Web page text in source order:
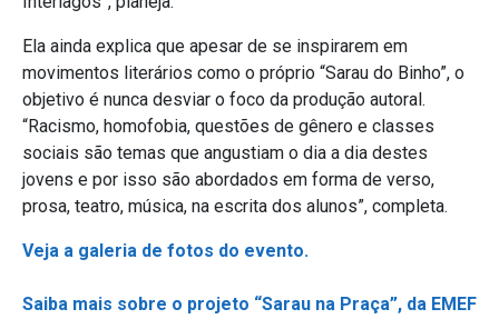
Ela ainda explica que apesar de se inspirarem em
movimentos literários como o próprio “Sarau do Binho”, o
objetivo é nunca desviar o foco da produção autoral.
“Racismo, homofobia, questões de gênero e classes
sociais são temas que angustiam o dia a dia destes
jovens e por isso são abordados em forma de verso,
prosa, teatro, música, na escrita dos alunos”, completa.
Veja a galeria de fotos do evento.
Saiba mais sobre o projeto “Sarau na Praça”, da EMEF